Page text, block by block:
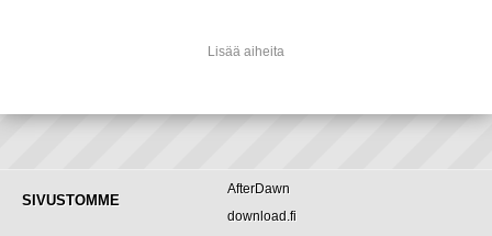
Lisää aiheita
SIVUSTOMME
AfterDawn
download.fi